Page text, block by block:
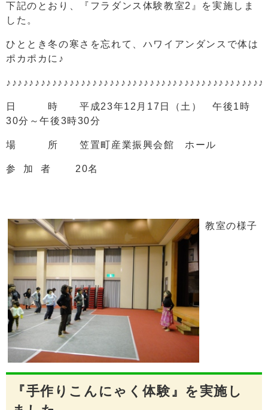
下記のとおり、『フラダンス体験教室2』を実施しま
した。
ひととき冬の寒さを忘れて、ハワイアンダンスで体は
ポカポカに♪
日 時 平成23年12月17日（土） 午後1時
30分～午後3時30分
場 所 笠置町産業振興会館 ホール
参 加 者 20名
教室の様子
『手作りこんにゃく体験』を実施し